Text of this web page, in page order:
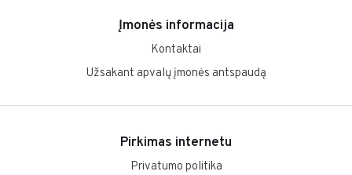
Įmonės informacija
Kontaktai
Užsakant apvalų įmonės antspaudą
Pirkimas internetu
Privatumo politika